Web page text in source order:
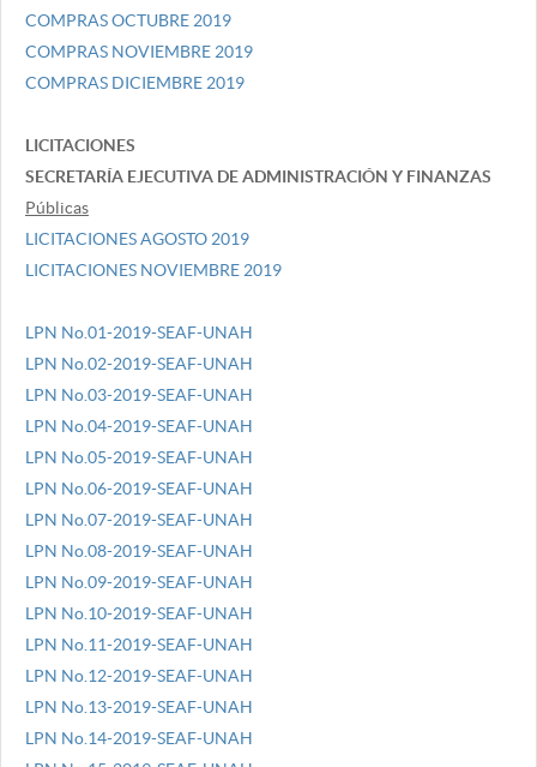
COMPRAS OCTUBRE 2019
COMPRAS NOVIEMBRE 2019
COMPRAS DICIEMBRE 2019
LICITACIONES
SECRETARÍA EJECUTIVA DE ADMINISTRACIÓN Y FINANZAS
Públicas
LICITACIONES AGOSTO 2019
LICITACIONES NOVIEMBRE 2019
LPN No.01-2019-SEAF-UNAH
LPN No.02-2019-SEAF-UNAH
LPN No.03-2019-SEAF-UNAH
LPN No.04-2019-SEAF-UNAH
LPN No.05-2019-SEAF-UNAH
LPN No.06-2019-SEAF-UNAH
LPN No.07-2019-SEAF-UNAH
LPN No.08-2019-SEAF-UNAH
LPN No.09-2019-SEAF-UNAH
LPN No.10-2019-SEAF-UNAH
LPN No.11-2019-SEAF-UNAH
LPN No.12-2019-SEAF-UNAH
LPN No.13-2019-SEAF-UNAH
LPN No.14-2019-SEAF-UNAH